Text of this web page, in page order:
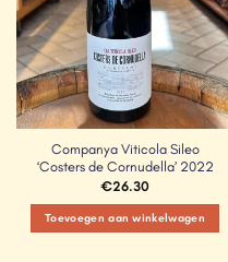
Companya Viticola Sileo
‘Costers de Cornudella’ 2022
€26.30
Toevoegen aan winkelwagen